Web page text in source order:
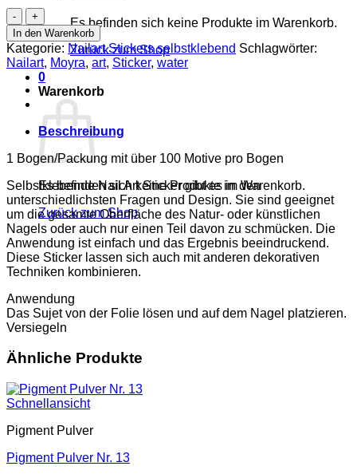
Es befinden sich keine Produkte im Warenkorb.
Zurück zum Shop
0
Warenkorb
Es befinden sich keine Produkte im Warenkorb.
Zurück zum Shop
Nailart
Sticker
05
selbstklebend
Menge
In den Warenkorb
Kategorie: Nailart Stickers selbstklebend Schlagwörter:
Nailart, Moyra, art, Sticker, water
Beschreibung
1 Bogen/Packung mit über 100 Motive pro Bogen
Selbstklebende Nail Art Sticker gibt es in den
unterschiedlichsten Fragen und Design. Sie sind geeignet
um die gesamte Oberfläche des Natur- oder künstlichen
Nagels oder auch nur einen Teil davon zu schmücken. Die
Anwendung ist einfach und das Ergebnis beeindruckend.
Diese Sticker lassen sich auch mit anderen dekorativen
Techniken kombinieren.
Anwendung
Das Sujet von der Folie lösen und auf dem Nagel platzieren.
Versiegeln
Ähnliche Produkte
Schnellansicht
Pigment Pulver
Pigment Pulver Nr. 13